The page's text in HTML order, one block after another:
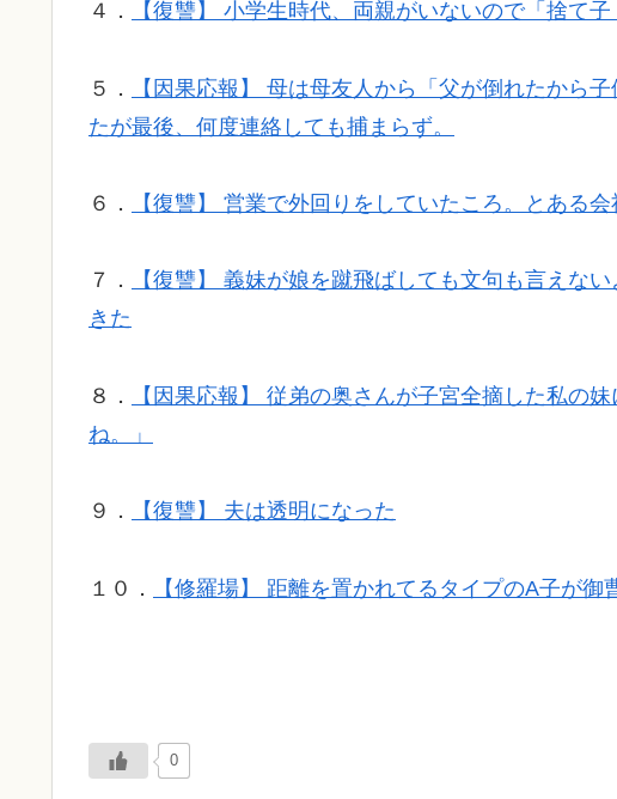
４． 【復讐】 小学生時代、両親がいないので「捨て子
５．
【因果応報】 母は母友人から「父が倒れたから
たが最後、何度連絡しても捕まらず。
６． 【復讐】 営業で外回りをしていたころ。とある
７．
【復讐】 義妹が娘を蹴飛ばしても文句も言えな
きた
８．
【因果応報】 従弟の奥さんが子宮全摘した私の
ね。」
９． 【復讐】 夫は透明になった
１０． 【修羅場】 距離を置かれてるタイプのA子が
0